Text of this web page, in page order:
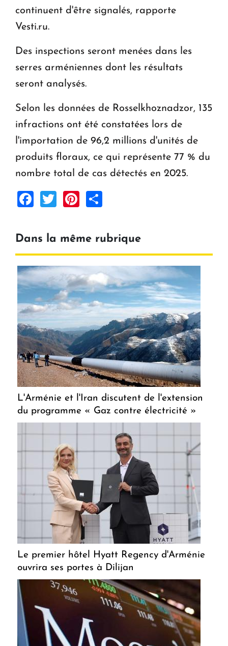
continuent d'être signalés, rapporte
Vesti.ru.
Des inspections seront menées dans les
serres arméniennes dont les résultats
seront analysés.
Selon les données de Rosselkhoznadzor, 135
infractions ont été constatées lors de
l'importation de 96,2 millions d'unités de
produits floraux, ce qui représente 77 % du
nombre total de cas détectés en 2025.
Facebook
TwitterPinterest
Dans la même rubrique
L'Arménie et l'Iran discutent de l'extension
du programme « Gaz contre électricité »
Le premier hôtel Hyatt Regency d'Arménie
ouvrira ses portes à Dilijan